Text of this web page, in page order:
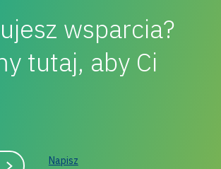
wsparcia?
tutaj, aby Ci
Napisz